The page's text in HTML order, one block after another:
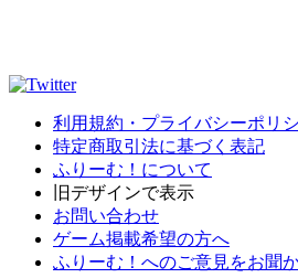
利用規約・プライバシーポリ
特定商取引法に基づく表記
ふりーむ！について
旧デザインで表示
お問い合わせ
ゲーム掲載希望の方へ
ふりーむ！へのご意見をお聞